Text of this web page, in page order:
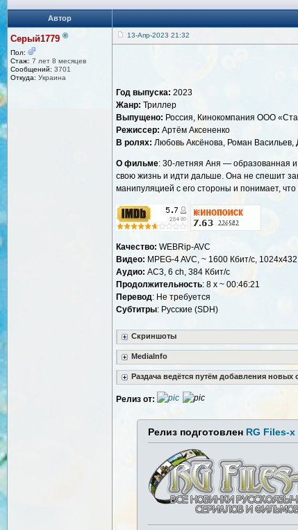
Автор
Серый1779 ®
Пол:
Стаж: 7 лет 8 месяцев
Сообщений: 3701
Откуда: Украина
13-Апр-2023 21:32
Год выпуска: 2023
Жанр: Триллер
Выпущено: Россия, Кинокомпания ООО
Режиссер: Артём Аксененко
В ролях: Любовь Аксёнова, Роман
О фильме: 30-летняя Аня — образованная и
свою жизнь и идти дальше. Она не спешит
манипуляцией с его стороны и понимает,
Качество: WEBRip-AVC
Видео: MPEG-4 AVC, ~ 1600 Кбит/с,
Аудио: AC3, 6 ch, 384 Кбит/с
Продолжительность: 8 х ~ 00:46:21
Перевод: Не требуется
Cубтитры: Русские (SDH)
Скриншоты
MediaInfo
Раздача ведётся путём добавления новых
Релиз от:
Релиз подготовлен RG Files-x